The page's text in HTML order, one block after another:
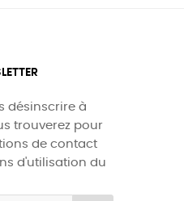
désinscrire à
trouverez pour
de contact
d'utilisation du